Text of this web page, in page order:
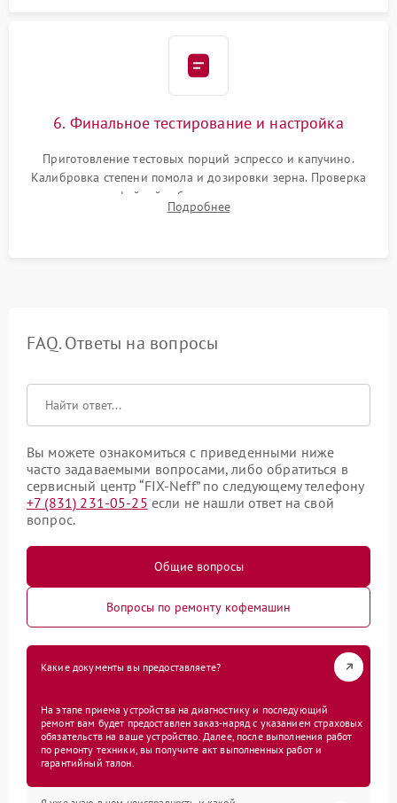
6. Финальное тестирование и настройка
Приготовление тестовых порций эспрессо и капучино.
Калибровка степени помола и дозировки зерна. Проверка
плотности кофейной таблетки, температуры напитка и
качества молочной пены. Контроль отсутствия посторонних
Подробнее
FAQ. Ответы на вопросы
Вы можете ознакомиться с приведенными ниже
часто задаваемыми вопросами, либо обратиться в
сервисный центр “FIX-Neff” по следующему телефону
+7 (831) 231-05-25 если не нашли ответ на свой
вопрос.
Общие вопросы
Вопросы по ремонту кофемашин
Какие документы вы предоставляете?
На этапе приема устройства на диагностику и последующий
ремонт вам будет предоставлен заказ-наряд с указанием страховых
обязательств на ваше устройство. Далее, после выполнения работ
по ремонту техники, вы получите акт выполненных работ и
гарантийный талон.